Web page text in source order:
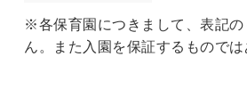
※各保育園につきまして、表記
ん。また入園を保証するもので